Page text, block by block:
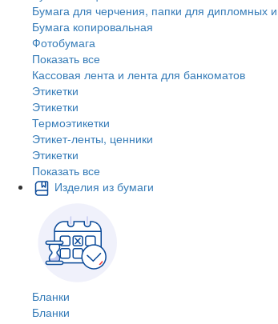
Бумага для черчения, папки для дипломных
Бумага копировальная
Фотобумага
Показать все
Кассовая лента и лента для банкоматов
Этикетки
Этикетки
Термоэтикетки
Этикет-ленты, ценники
Этикетки
Показать все
Изделия из бумаги
Бланки
Бланки